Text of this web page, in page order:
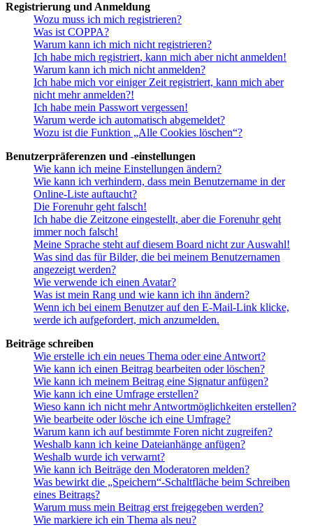
Registrierung und Anmeldung
Wozu muss ich mich registrieren?
Was ist COPPA?
Warum kann ich mich nicht registrieren?
Ich habe mich registriert, kann mich aber nicht anmelden!
Warum kann ich mich nicht anmelden?
Ich habe mich vor einiger Zeit registriert, kann mich aber
nicht mehr anmelden?!
Ich habe mein Passwort vergessen!
Warum werde ich automatisch abgemeldet?
Wozu ist die Funktion „Alle Cookies löschen“?
Benutzerpräferenzen und -einstellungen
Wie kann ich meine Einstellungen ändern?
Wie kann ich verhindern, dass mein Benutzername in der
Online-Liste auftaucht?
Die Forenuhr geht falsch!
Ich habe die Zeitzone eingestellt, aber die Forenuhr geht
immer noch falsch!
Meine Sprache steht auf diesem Board nicht zur Auswahl!
Was sind das für Bilder, die bei meinem Benutzernamen
angezeigt werden?
Wie verwende ich einen Avatar?
Was ist mein Rang und wie kann ich ihn ändern?
Wenn ich bei einem Benutzer auf den E-Mail-Link klicke,
werde ich aufgefordert, mich anzumelden.
Beiträge schreiben
Wie erstelle ich ein neues Thema oder eine Antwort?
Wie kann ich einen Beitrag bearbeiten oder löschen?
Wie kann ich meinem Beitrag eine Signatur anfügen?
Wie kann ich eine Umfrage erstellen?
Wieso kann ich nicht mehr Antwortmöglichkeiten erstellen?
Wie bearbeite oder lösche ich eine Umfrage?
Warum kann ich auf bestimmte Foren nicht zugreifen?
Weshalb kann ich keine Dateianhänge anfügen?
Weshalb wurde ich verwarnt?
Wie kann ich Beiträge den Moderatoren melden?
Was bewirkt die „Speichern“-Schaltfläche beim Schreiben
eines Beitrags?
Warum muss mein Beitrag erst freigegeben werden?
Wie markiere ich ein Thema als neu?